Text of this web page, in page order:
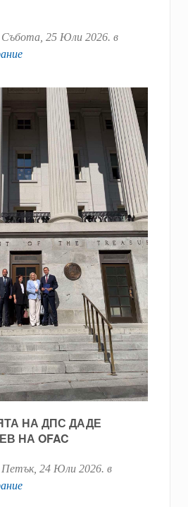
Събота, 25 Юли 2026. в
НА ДПС ДАДЕ
НА OFAC
Петък, 24 Юли 2026. в